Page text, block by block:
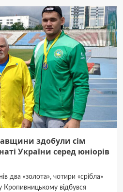
здобули сім
України серед юніорів
два «золота», чотири «срібла»
відбувся